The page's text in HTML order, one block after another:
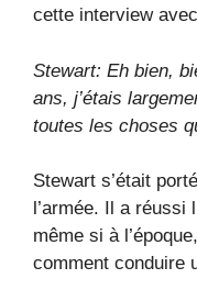
cette interview
Stewart: Eh bien,
ans, j’étais
toutes les choses
Stewart s’était
l’armée. Il a réussi
même si à
comment conduire